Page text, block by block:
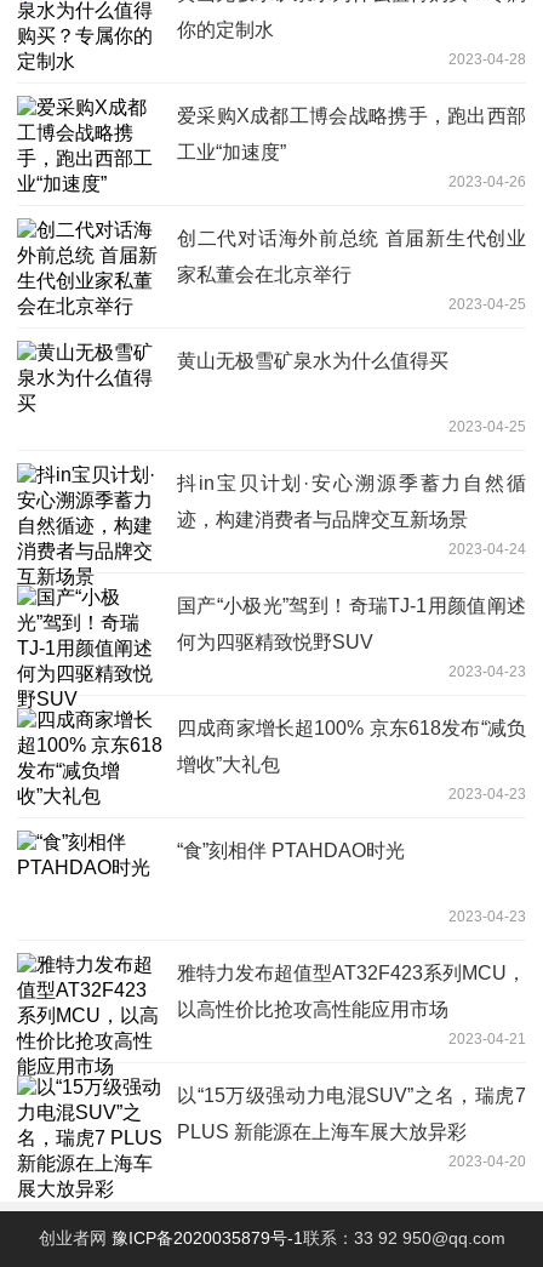
你的定制水
2023-04-28
爱采购X成都工博会战略携手，跑出西部
工业“加速度”
2023-04-26
创二代对话海外前总统 首届新生代创业
家私董会在北京举行
2023-04-25
黄山无极雪矿泉水为什么值得买
2023-04-25
抖in宝贝计划·安心溯源季蓄力自然循
迹，构建消费者与品牌交互新场景
2023-04-24
国产“小极光”驾到！奇瑞TJ-1用颜值阐述
何为四驱精致悦野SUV
2023-04-23
四成商家增长超100% 京东618发布“减负
增收”大礼包
2023-04-23
“食”刻相伴 PTAHDAO时光
2023-04-23
雅特力发布超值型AT32F423系列MCU，
以高性价比抢攻高性能应用市场
2023-04-21
以“15万级强动力电混SUV”之名，瑞虎7
PLUS 新能源在上海车展大放异彩
2023-04-20
创业者网 豫ICP备2020035879号-1联系：33 92 950@qq.com